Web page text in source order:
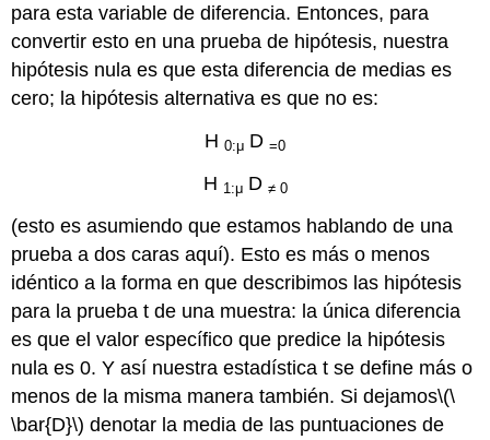
para esta variable de diferencia. Entonces, para
convertir esto en una prueba de hipótesis, nuestra
hipótesis nula es que esta diferencia de medias es
cero; la hipótesis alternativa es que no es:
H 0:μ D =0
H 1:μD ≠ 0
(esto es asumiendo que estamos hablando de una
prueba a dos caras aquí). Esto es más o menos
idéntico a la forma en que describimos las hipótesis
para la prueba t de una muestra: la única diferencia
es que el valor específico que predice la hipótesis
nula es 0. Y así nuestra estadística t se define más o
menos de la misma manera también. Si dejamos\(\
\bar{D}\) denotar la media de las puntuaciones de